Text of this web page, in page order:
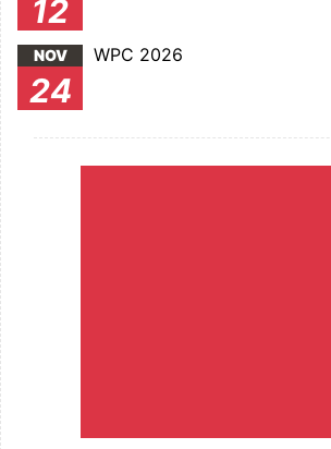
12
NOV
24
WPC 2026